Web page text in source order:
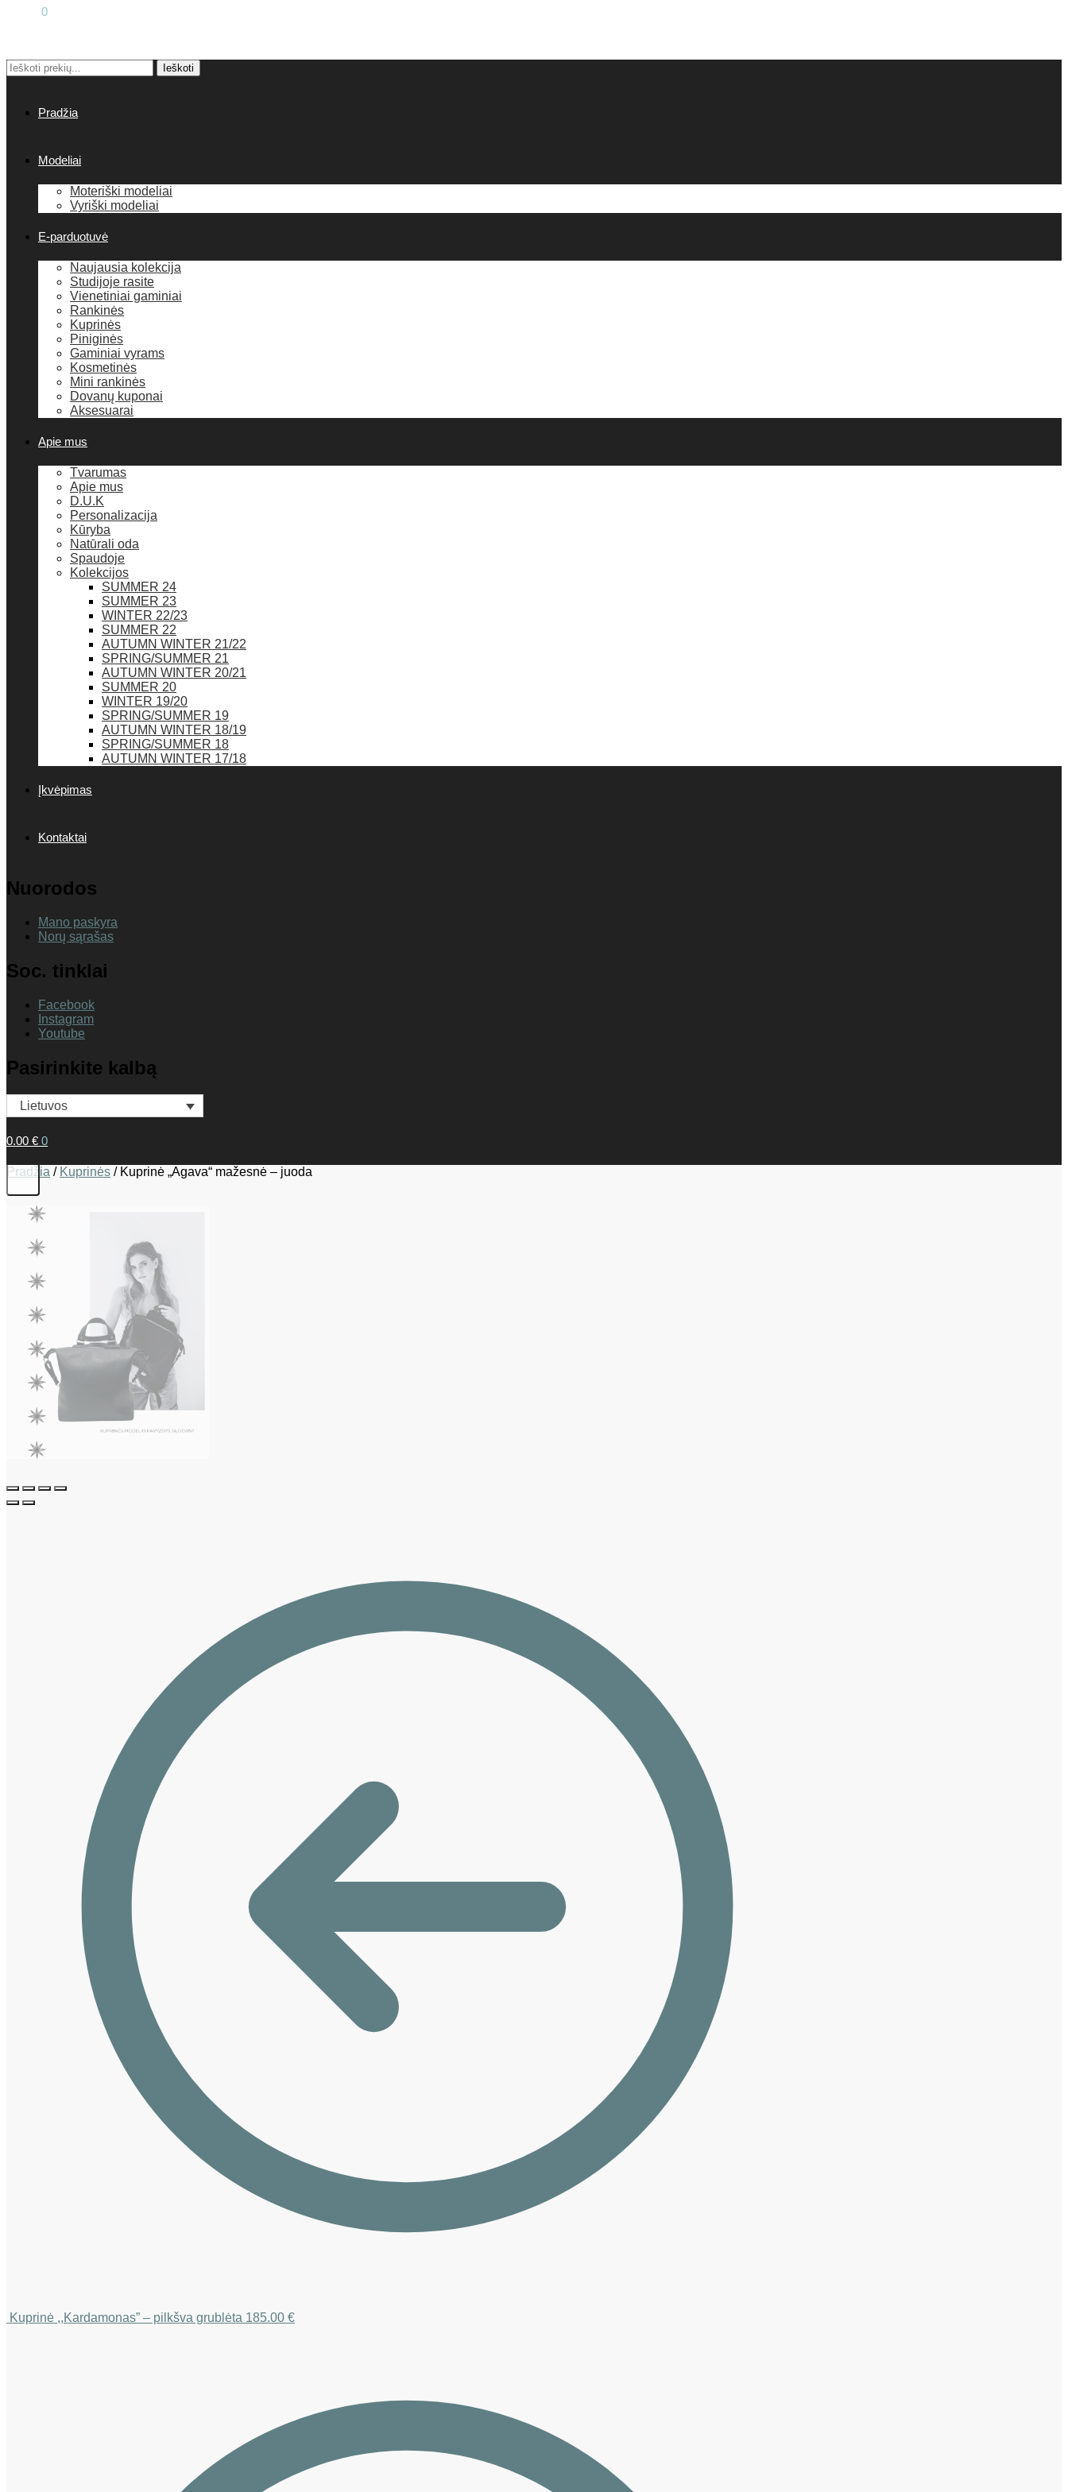
0
Ieškoti: Ieškoti
Pradžia
Modeliai
Moteriški modeliai
Vyriški modeliai
E-parduotuvė
Naujausia kolekcija
Studijoje rasite
Vienetiniai gaminiai
Rankinės
Kuprinės
Piniginės
Gaminiai vyrams
Kosmetinės
Mini rankinės
Dovanų kuponai
Aksesuarai
Apie mus
Tvarumas
Apie mus
D.U.K
Personalizacija
Kūryba
Natūrali oda
Spaudoje
Kolekcijos
SUMMER 24
SUMMER 23
WINTER 22/23
SUMMER 22
AUTUMN WINTER 21/22
SPRING/SUMMER 21
AUTUMN WINTER 20/21
SUMMER 20
WINTER 19/20
SPRING/SUMMER 19
AUTUMN WINTER 18/19
SPRING/SUMMER 18
AUTUMN WINTER 17/18
Įkvėpimas
Kontaktai
Nuorodos
Mano paskyra
Norų sąrašas
Soc. tinklai
Facebook
Instagram
Youtube
Pasirinkite kalbą
Lietuvos
0.00 € 0
Pradžia / Kuprinės / Kuprinė „Agava“ mažesnė – juoda
Kuprinė ,,Kardamonas” – pilkšva grublėta 185.00 €